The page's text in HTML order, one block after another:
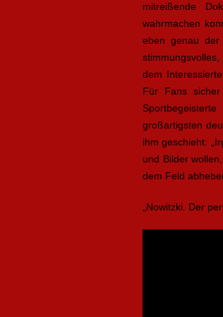
mitreißende
wahrmachen
eben genau
dem
Für Fans
großartigsten
ihm geschieht:
und Bilder
dem Feld
„Nowitzki. Der